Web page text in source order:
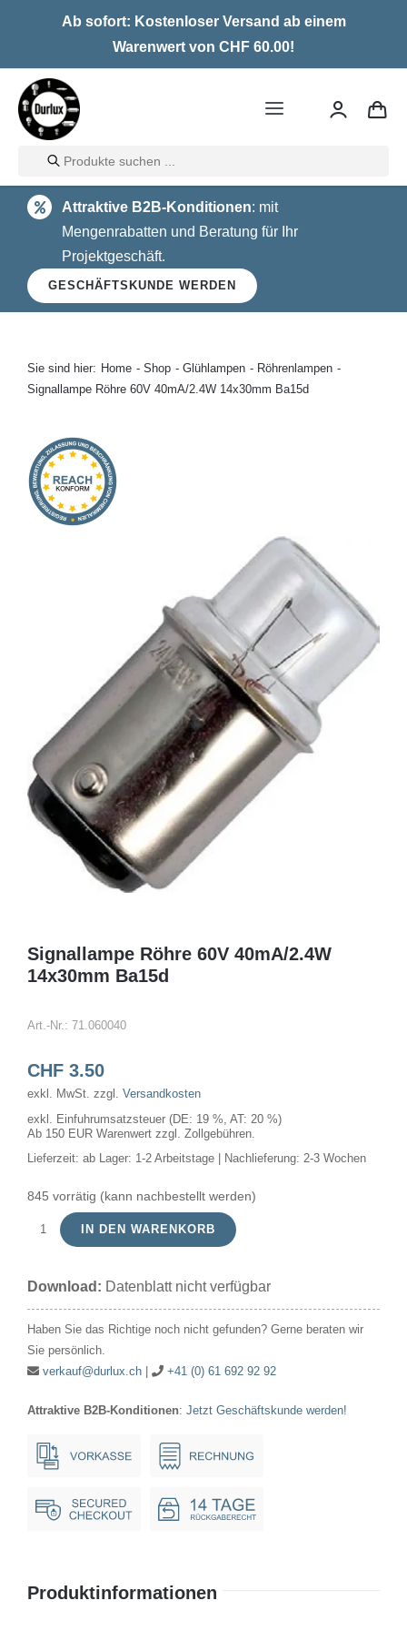
Ab sofort: Kostenloser Versand ab einem
Warenwert von CHF 60.00!
Toggle
Home
LED
Halogen
Glühlampen
Kontakt
Products
search
Attraktive B2B-Konditionen: mit
Mengenrabatten und Beratung für Ihr
Projektgeschäft.
GESCHÄFTSKUNDE WERDEN
Sie sind hier: Home Shop Glühlampen
Röhrenlampen
Signallampe Röhre 60V 40mA/2.4W 14x30mm Ba15d
Signallampe Röhre 60V 40mA/2.4W
14x30mm Ba15d
Art.-Nr.: 71.060040
CHF3.50
exkl. MwSt. zzgl. Versandkosten
exkl. Einfuhrumsatzsteuer (DE: 19 %, AT: 20 %)
Ab 150 EUR Warenwert zzgl. Zollgebühren.
Lieferzeit: ab Lager: 1-2 Arbeitstage | Nachlieferung: 2-3 Wochen
845 vorrätig (kann nachbestellt werden)
Signallampe
60V
14x30mm
Ba15d
IN DEN WARENKORB
Download: Datenblatt nicht verfügbar
Haben Sie das Richtige noch nicht gefunden? Gerne beraten wir
Sie persönlich.
verkauf@durlux.ch| +41 (0) 61 692 92 92
Attraktive B2B-Konditionen: Jetzt Geschäftskunde werden!
Produktinformationen